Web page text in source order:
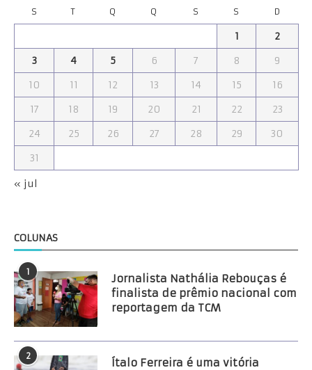
S T Q Q S S D
1
2
3
4 5 6 7 8
9
10
11 12 13 14 15
16
17
18 19 20 21 22
23
24
25 26 27 28 29
30
31
« jul
COLUNAS
1
Jornalista Nathália Rebouças é
finalista de prêmio nacional com
reportagem da TCM
2
Ítalo Ferreira é uma vitória